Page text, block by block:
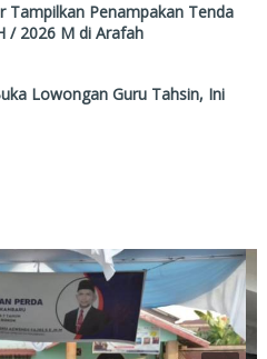
Tampilkan Penampakan Tenda
/ 2026 M di Arafah
Lowongan Guru Tahsin, Ini